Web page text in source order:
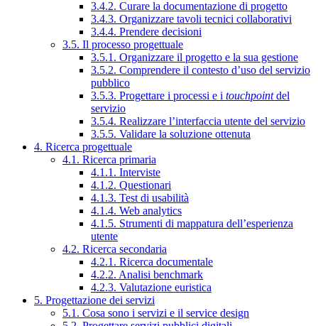
3.4.2. Curare la documentazione di progetto
3.4.3. Organizzare tavoli tecnici collaborativi
3.4.4. Prendere decisioni
3.5. Il processo progettuale
3.5.1. Organizzare il progetto e la sua gestione
3.5.2. Comprendere il contesto d’uso del servizio
pubblico
3.5.3. Progettare i processi e i touchpointdel
servizio
3.5.4. Realizzare l’interfaccia utente del servizio
3.5.5. Validare la soluzione ottenuta
4. Ricerca progettuale
4.1. Ricerca primaria
4.1.1. Interviste
4.1.2. Questionari
4.1.3. Test di usabilità
4.1.4. Web analytics
4.1.5. Strumenti di mappatura dell’esperienza
utente
4.2. Ricerca secondaria
4.2.1. Ricerca documentale
4.2.2. Analisi benchmark
4.2.3. Valutazione euristica
5. Progettazione dei servizi
5.1. Cosa sono i servizi e il service design